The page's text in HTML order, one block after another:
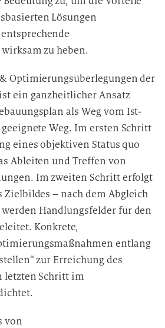
Lösungen
zu heben.
Optimierungsüberlegungen der
ein ganzheitlicher Ansatz
als Weg vom Ist-
Weg. Im ersten Schritt
eines objektiven Status quo
Ableiten und Treffen von
Im zweiten Schritt erfolgt
Zielbildes – nach dem Abgleich
Handlungsfelder für den
Konkrete,
entlang
zur Erreichung des
letzten Schritt im
von